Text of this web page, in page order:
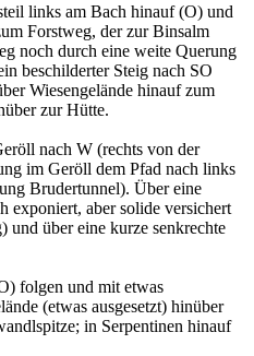
links am Bach hinauf (O) und
Forstweg, der zur Binsalm
noch durch eine weite Querung
beschilderter Steig nach SO
Wiesengelände hinauf zum
zur Hütte.
nach W (rechts von der
im Geröll dem Pfad nach links
Brudertunnel). Über eine
exponiert, aber solide versichert
und über eine kurze senkrechte
folgen und mit etwas
(etwas ausgesetzt) hinüber
in Serpentinen hinauf